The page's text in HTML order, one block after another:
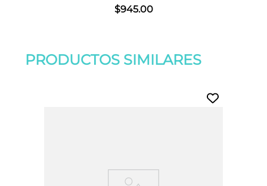
$945.00
PRODUCTOS SIMILARES